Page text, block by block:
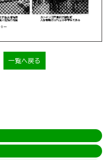
一覧へ戻る